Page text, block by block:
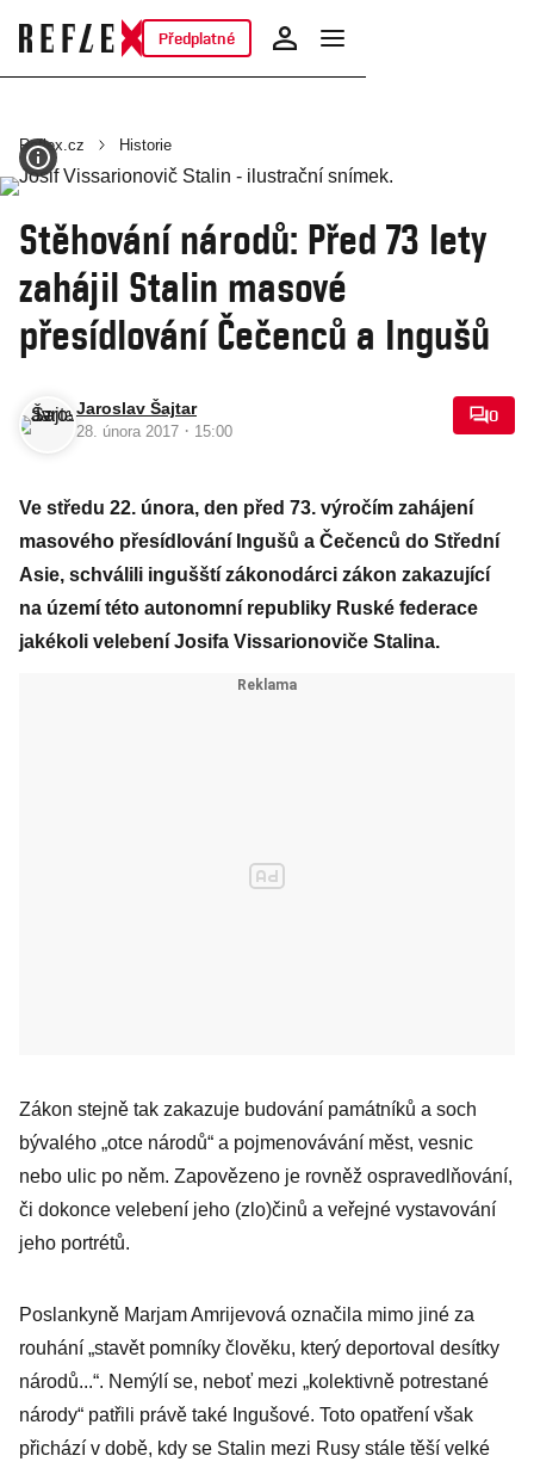
Předplatné
Reflex.cz Historie
Stěhování národů: Před 73 lety
zahájil Stalin masové
přesídlování Čečenců a Ingušů
Jaroslav Šajtar
28. února 2017 · 15:00
0
Ve středu 22. února, den před 73. výročím zahájení
masového přesídlování Ingušů a Čečenců do Střední
Asie, schválili ingušští zákonodárci zákon zakazující
na území této autonomní republiky Ruské federace
jakékoli velebení Josifa Vissarionoviče Stalina.
Zákon stejně tak zakazuje budování památníků a soch
bývalého „otce národů“ a pojmenovávání měst, vesnic
nebo ulic po něm. Zapovězeno je rovněž ospravedlňování,
či dokonce velebení jeho (zlo)činů a veřejné vystavování
jeho portrétů.
Poslankyně Marjam Amrijevová označila mimo jiné za
rouhání „stavět pomníky člověku, který deportoval desítky
národů...“. Nemýlí se, neboť mezi „kolektivně potrestané
národy“ patřili právě také Ingušové. Toto opatření však
přichází v době, kdy se Stalin mezi Rusy stále těší velké